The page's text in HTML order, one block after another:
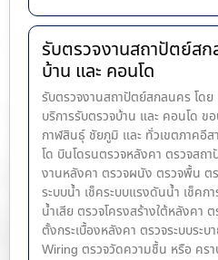
รับตรวจงานสถาปัตย์ส
บ้าน และ คอนโด
รับตรวจงานสถาปัตย์สกลนคร โด
บริการรับตรวจบ้าน และ คอนโด
กาฬสินธุ์ ชัยภูมิ และ ทั่วเขตภาคอี
โด บินโดรนตรวจหลังคา ตรวจสถ
งานหลังคา ตรวจผนัง ตรวจพื้น ต
ระบบน้ำ เช็คระบบแรงดันน้ำ เช็ค
น้ำ​เสีย ตรวจโครงสร้างใต้หลังคา
ตั้งกระเบื้องหลังคา ตรวจระบบระ
Wiring ตรวจวัดความชื้น หรือ คร